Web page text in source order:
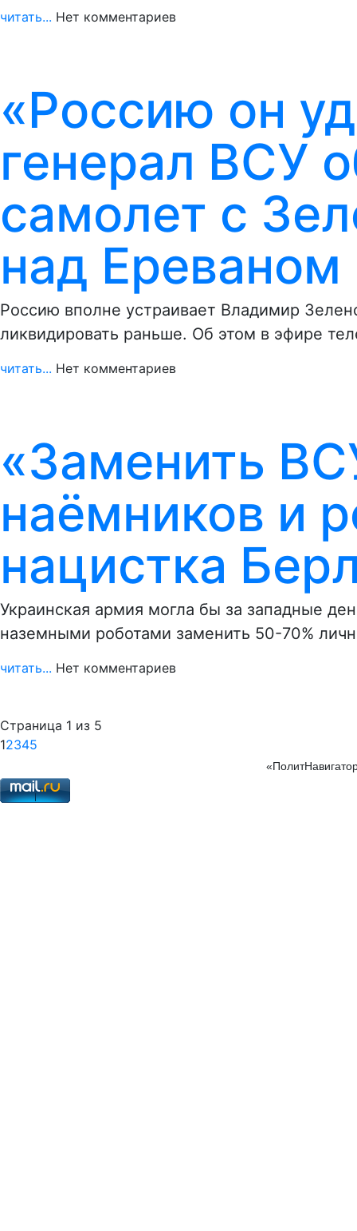
читать... Нет комментариев
«Россию он
генерал ВСУ
самолет с
над Ереваном
Россию вполне устраивает Владимир
ликвидировать раньше. Об этом в эфире
читать... Нет комментариев
«Заменить
наёмников и
нацистка
Украинская армия могла бы за западные
наземными роботами заменить 50-70%
читать... Нет комментариев
Страница 1 из 5
12345